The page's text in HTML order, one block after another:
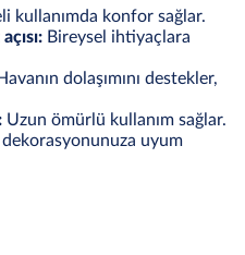
kullanımda konfor sağlar.
Bireysel ihtiyaçlara
Havanın dolaşımını destekler,
Uzun ömürlü kullanım sağlar.
uyum